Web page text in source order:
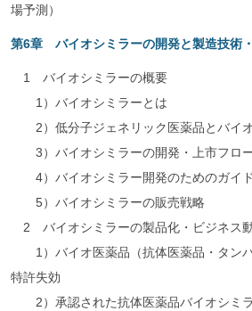
場予測）
第6章 バイオシミラーの開発と製造技術
1 バイオシミラーの概要
1）バイオシミラーとは
2）低分子ジェネリック医薬品とバイ
3）バイオシミラーの開発・上市フロ
4）バイオシミラー開発のためのガイ
5）バイオシミラーの販売戦略
2 バイオシミラーの製品化・ビジネス
1）バイオ医薬品（抗体医薬品・タン
特許失効
2）承認された抗体医薬品バイオシミ